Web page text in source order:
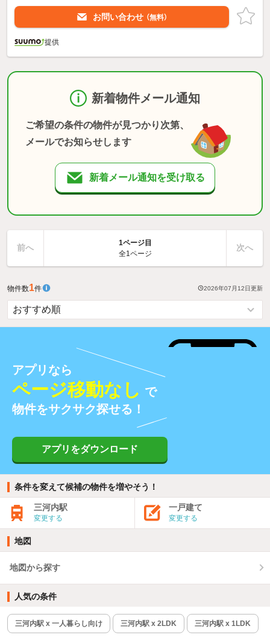
お問い合わせ （無料）
提供
新着物件メール通知
ご希望の条件の物件が見つかり次第、
メールでお知らせします
新着メール通知を受け取る
前へ
1ページ目
全1ページ
次へ
物件数1件 2026年07月12日更新
アプリなら
ページ移動なし で
物件をサクサク探せる！
アプリをダウンロード
条件を変えて候補の物件を増やそう！
三河内駅
変更する
一戸建て
変更する
地図
地図から探す
人気の条件
三河内駅 x 一人暮らし向け 三河内駅 x 2LDK 三河内駅 x 1LDK